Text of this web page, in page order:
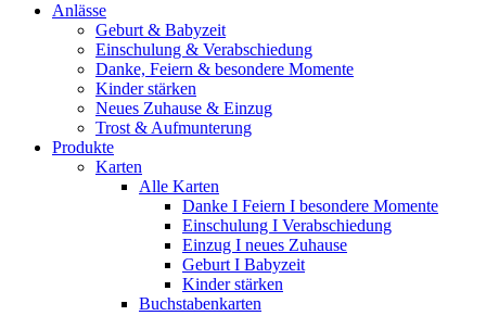
Anlässe
Geburt & Babyzeit
Einschulung & Verabschiedung
Danke, Feiern & besondere Momente
Kinder stärken
Neues Zuhause & Einzug
Trost & Aufmunterung
Produkte
Karten
Alle Karten
Danke I Feiern I besondere Momente
Einschulung I Verabschiedung
Einzug I neues Zuhause
Geburt I Babyzeit
Kinder stärken
Buchstabenkarten